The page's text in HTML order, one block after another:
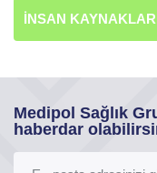
İNSAN
Medipol Sağlık
haberdar